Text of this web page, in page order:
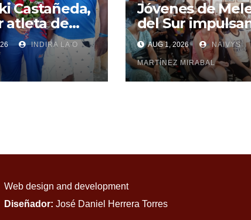
Castañeda,
atleta de
en
podio
INDIRA LA O
Jóvenes de Melena
del Sur
arte urbano
AUG 1, 2026 NAIVYS
MARTÍNEZ MIRABAL
Web design and development
Diseñador: José Daniel Herrera Torres